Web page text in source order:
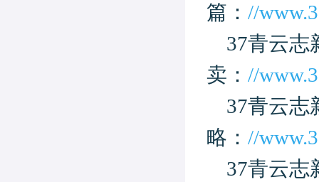
篇： //
37青云志
卖： //
37青云志
略： //
37青云志